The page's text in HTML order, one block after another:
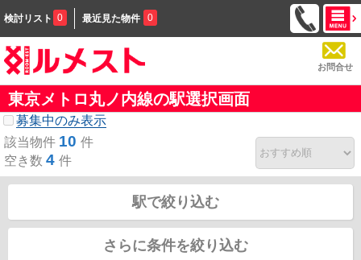
検討リスト 0 最近見た物件 0
お問合せ
東京メトロ丸ノ内線の駅選択画面
募集中のみ表示
該当物件 10 件
空き数 4 件
駅で絞り込む
さらに条件を絞り込む